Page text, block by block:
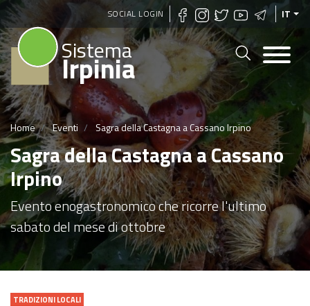
Salta
al
contenuto
principale
SOCIAL LOGIN IT
Sistema
Irpinia
Home Eventi Sagra della Castagna a Cassano Irpino
Sagra della Castagna a Cassano
Irpino
Evento enogastronomico che ricorre l'ultimo
sabato del mese di ottobre
TRADIZIONI LOCALI